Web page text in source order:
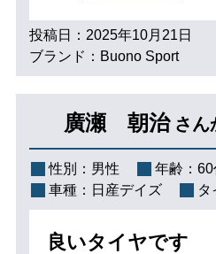
投稿日：2025年10月21日
ブランド：Buono Sport
廣瀬 朝治 さん
性別： 男性 年齢： 60
車種： 日産デイズ タ
良いタイヤです